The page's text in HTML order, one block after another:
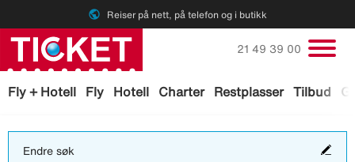
public Reiser på nett, på telefon og i butikk
Fly + Hotell Fly Hotell Charter Restplasser Tilbud
Ring oss på
21 49 39 00
Endre søk